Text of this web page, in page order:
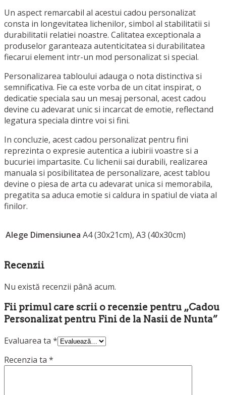
Un aspect remarcabil al acestui cadou personalizat
consta in longevitatea lichenilor, simbol al stabilitatii si
durabilitatii relatiei noastre. Calitatea exceptionala a
produselor garanteaza autenticitatea si durabilitatea
fiecarui element intr-un mod personalizat si special.
Personalizarea tabloului adauga o nota distinctiva si
semnificativa. Fie ca este vorba de un citat inspirat, o
dedicatie speciala sau un mesaj personal, acest cadou
devine cu adevarat unic si incarcat de emotie, reflectand
legatura speciala dintre voi si fini.
In concluzie, acest cadou personalizat pentru fini
reprezinta o expresie autentica a iubirii voastre si a
bucuriei impartasite. Cu lichenii sai durabili, realizarea
manuala si posibilitatea de personalizare, acest tablou
devine o piesa de arta cu adevarat unica si memorabila,
pregatita sa aduca emotie si caldura in spatiul de viata al
finilor.
Alege Dimensiunea A4 (30x21cm), A3 (40x30cm)
Recenzii
Nu există recenzii până acum.
Fii primul care scrii o recenzie pentru „Cadou
Personalizat pentru Fini de la Nasii de Nunta”
Evaluarea ta *
Recenzia ta *